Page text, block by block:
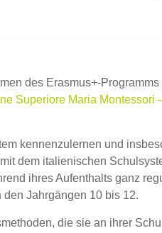
des Erasmus+-
Superiore Maria Montessori
kennenzulernen und
dem italienischen
ihres Aufenthalts ganz
Jahrgängen 10 bis 12.
die sie an ihrer